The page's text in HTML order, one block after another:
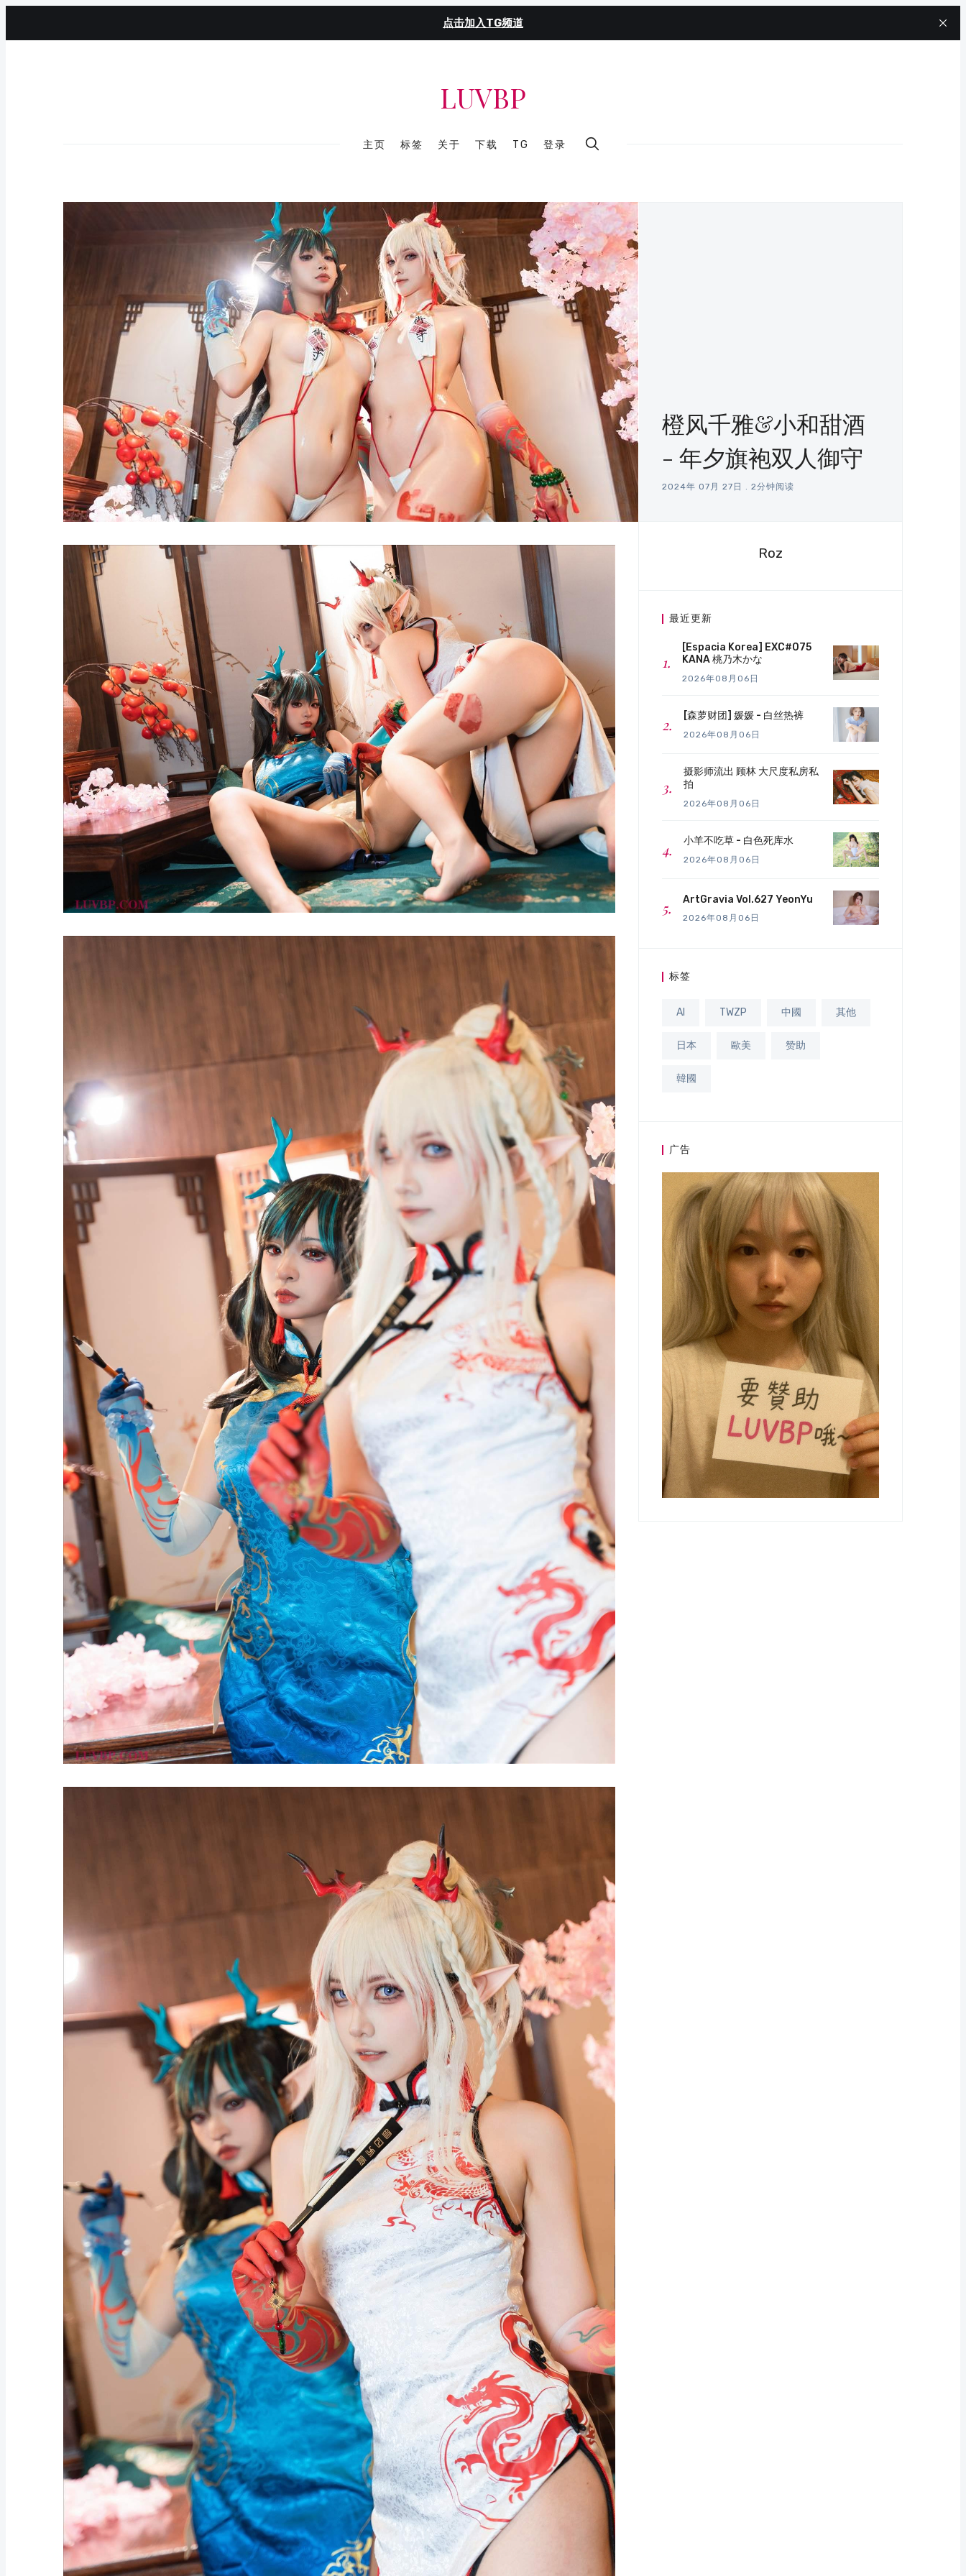
点击加入TG频道
LUVBP
主页 标签 关于 下载 TG 登录
橙风千雅&小和甜酒
- 年夕旗袍双人御守
2024年 07月 27日 . 2分钟阅读
Roz
最近更新
[Espacia Korea] EXC#075
KANA 桃乃木かな
2026年08月06日
[森萝财团] 媛媛 - 白丝热裤
2026年08月06日
摄影师流出 顾林 大尺度私房私
拍
2026年08月06日
小羊不吃草 - 白色死库水
2026年08月06日
ArtGravia Vol.627 YeonYu
2026年08月06日
标签
AI TWZP 中國 其他
日本 歐美 赞助
韓國
广告